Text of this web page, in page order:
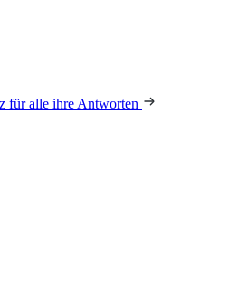
für alle ihre Antworten